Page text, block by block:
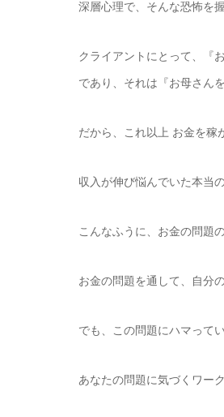
深層心理で、そんな恐怖を
クライアントにとって、『
であり、それは『お母さん
だから、これ以上 お金を稼
収入が伸び悩んでいた本当
こんなふうに、お金の問題
お金の問題を通して、自分
でも、この問題にハマって
あなたの問題に気づくワー